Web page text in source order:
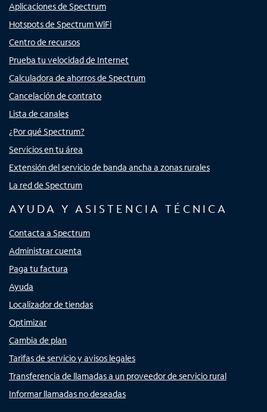
Aplicaciones de Spectrum
Hotspots de Spectrum WiFi
Centro de recursos
Prueba tu velocidad de Internet
Calculadora de ahorros de Spectrum
Cancelación de contrato
Lista de canales
¿Por qué Spectrum?
Servicios en tu área
Extensión del servicio de banda ancha a zonas rurales
La red de Spectrum
AYUDA Y ASISTENCIA TÉCNICA
Contacta a Spectrum
Administrar cuenta
Paga tu factura
Ayuda
Localizador de tiendas
Optimizar
Cambia de plan
Tarifas de servicio y avisos legales
Transferencia de llamadas a un proveedor de servicio rural
Informar llamadas no deseadas